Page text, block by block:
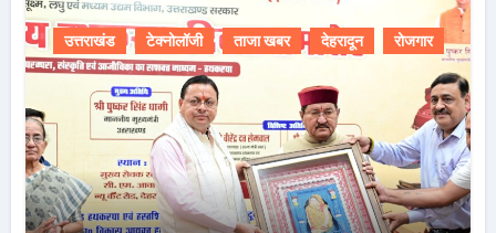
उत्तराखंड टेक्नोलॉजी ताजा खबर देहरादून रोजगार